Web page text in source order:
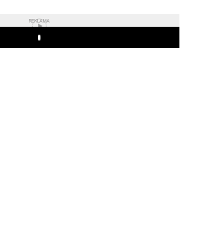
REKLAMA
Play